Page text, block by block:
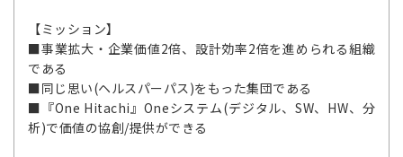
【ミッション】
■事業拡大・企業価値2倍、設計効率2倍を進められる組織
である
■同じ思い(ヘルスパーパス)をもった集団である
■『One Hitachi』Oneシステム(デジタル、SW、HW、分
析)で価値の協創/提供ができる